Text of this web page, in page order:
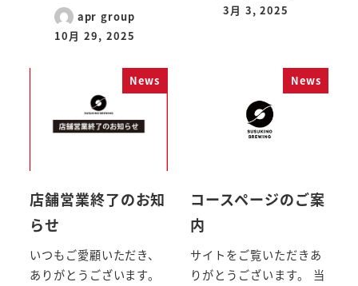
apr group
10月 29, 2025
3月 3, 2025
News
店舗営業終了のお知
らせ
いつもご愛顧いただき、
ありがとうございます。
News
コースページのご案
内
サイトをご覧いただきあ
りがとうございます。 当